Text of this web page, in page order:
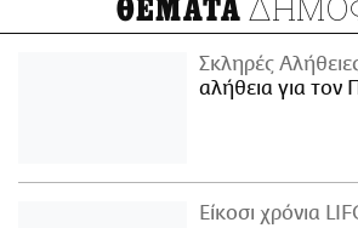
ΘΕΜΑΤΑ
Σκληρές
αλήθεια για τον
Είκοσι χρόνια